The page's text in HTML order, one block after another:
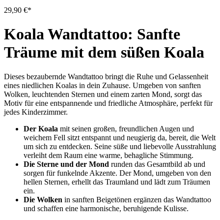
29,90 €*
Koala Wandtattoo: Sanfte
Träume mit dem süßen Koala
Dieses bezaubernde Wandtattoo bringt die Ruhe und Gelassenheit
eines niedlichen Koalas in dein Zuhause. Umgeben von sanften
Wolken, leuchtenden Sternen und einem zarten Mond, sorgt das
Motiv für eine entspannende und friedliche Atmosphäre, perfekt für
jedes Kinderzimmer.
Der Koala mit seinen großen, freundlichen Augen und
weichem Fell sitzt entspannt und neugierig da, bereit, die Welt
um sich zu entdecken. Seine süße und liebevolle Ausstrahlung
verleiht dem Raum eine warme, behagliche Stimmung.
Die Sterne und der Mond runden das Gesamtbild ab und
sorgen für funkelnde Akzente. Der Mond, umgeben von den
hellen Sternen, erhellt das Traumland und lädt zum Träumen
ein.
Die Wolken in sanften Beigetönen ergänzen das Wandtattoo
und schaffen eine harmonische, beruhigende Kulisse.